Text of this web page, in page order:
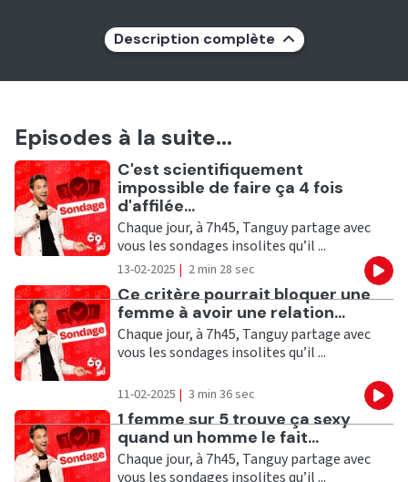
Description complète
Episodes à la suite...
Ecouter
C'est scientifiquement
impossible de faire ça 4 fois
d'affilée...
Chaque jour, à 7h45, Tanguy partage avec
vous les sondages insolites qu’il ...
13-02-2025 | 2 min 28 sec
Ecouter
Ce critère pourrait bloquer une
femme à avoir une relation...
Chaque jour, à 7h45, Tanguy partage avec
vous les sondages insolites qu’il ...
11-02-2025 | 3 min 36 sec
Ecouter
1 femme sur 5 trouve ça sexy
quand un homme le fait...
Chaque jour, à 7h45, Tanguy partage avec
vous les sondages insolites qu’il ...